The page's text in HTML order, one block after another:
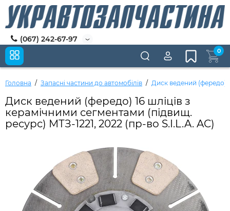
(067) 242-67-97
0
Головна Запасні частини до автомобілів Диск ведений (фередо)
Диск ведений (фередо) 16 шліців з
керамічними сегментами (підвищ.
ресурс) МТЗ-1221, 2022 (пр-во S.I.L.A. AC)